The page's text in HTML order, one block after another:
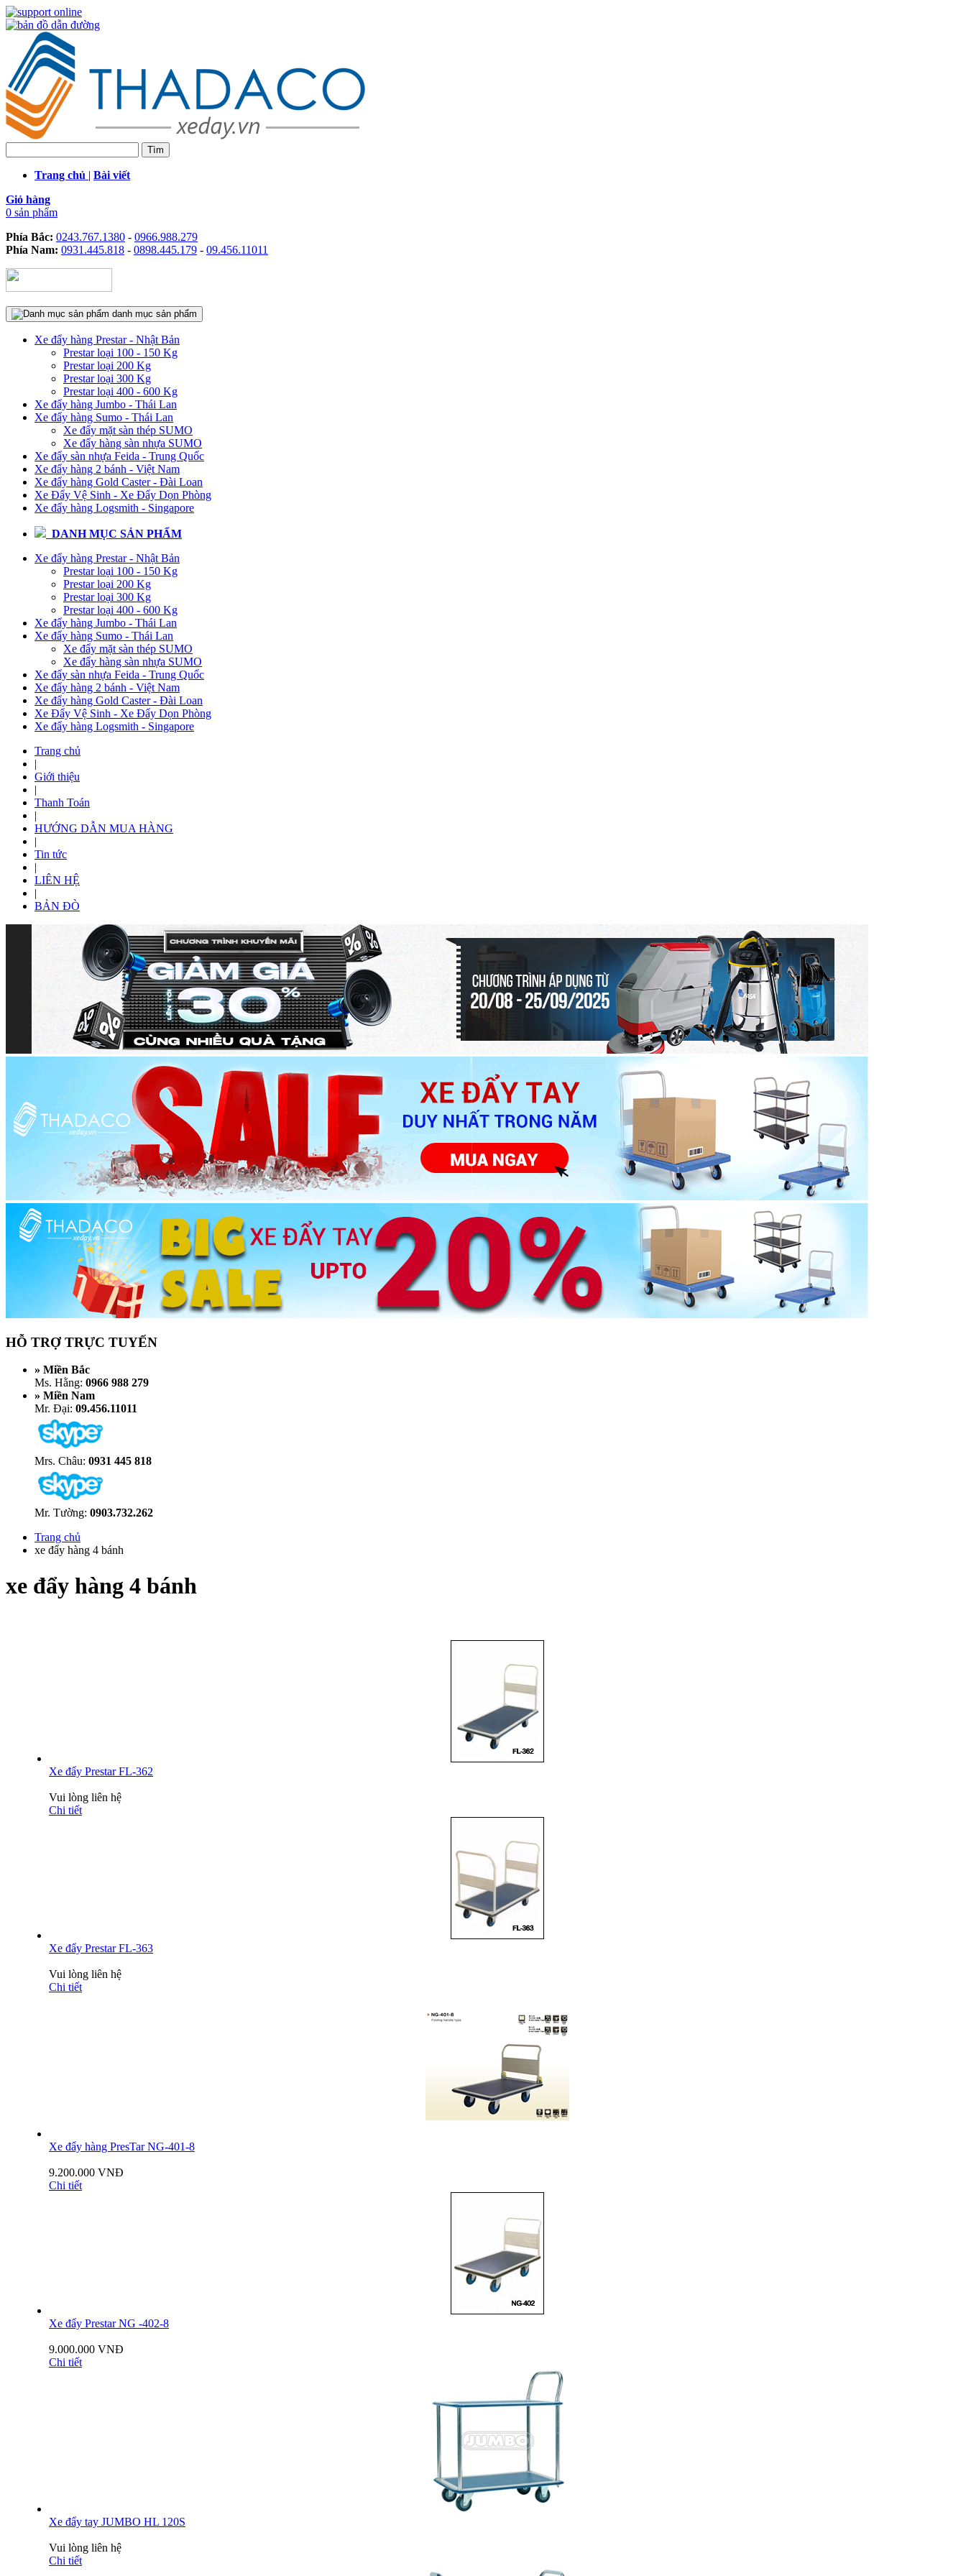
Trang chủ | Bài viết
Giỏ hàng
0 sản phẩm
Phía Bắc: 0243.767.1380 - 0966.988.279
Phía Nam: 0931.445.818 - 0898.445.179 - 09.456.11011
danh mục sản phẩm
Xe đẩy hàng Prestar - Nhật Bản
Prestar loại 100 - 150 Kg
Prestar loại 200 Kg
Prestar loại 300 Kg
Prestar loại 400 - 600 Kg
Xe đẩy hàng Jumbo - Thái Lan
Xe đẩy hàng Sumo - Thái Lan
Xe đẩy mặt sàn thép SUMO
Xe đẩy hàng sàn nhựa SUMO
Xe đẩy sàn nhựa Feida - Trung Quốc
Xe đẩy hàng 2 bánh - Việt Nam
Xe đẩy hàng Gold Caster - Đài Loan
Xe Đẩy Vệ Sinh - Xe Đẩy Dọn Phòng
Xe đẩy hàng Logsmith - Singapore
DANH MỤC SẢN PHẨM
Xe đẩy hàng Prestar - Nhật Bản
Prestar loại 100 - 150 Kg
Prestar loại 200 Kg
Prestar loại 300 Kg
Prestar loại 400 - 600 Kg
Xe đẩy hàng Jumbo - Thái Lan
Xe đẩy hàng Sumo - Thái Lan
Xe đẩy mặt sàn thép SUMO
Xe đẩy hàng sàn nhựa SUMO
Xe đẩy sàn nhựa Feida - Trung Quốc
Xe đẩy hàng 2 bánh - Việt Nam
Xe đẩy hàng Gold Caster - Đài Loan
Xe Đẩy Vệ Sinh - Xe Đẩy Dọn Phòng
Xe đẩy hàng Logsmith - Singapore
Trang chủ
|
Giới thiệu
|
Thanh Toán
|
HƯỚNG DẪN MUA HÀNG
|
Tin tức
|
LIÊN HỆ
|
BẢN ĐÒ
HỖ TRỢ TRỰC TUYẾN
» Miền Bắc
Ms. Hằng: 0966 988 279
» Miền Nam
Mr. Đại: 09.456.11011
Mrs. Châu: 0931 445 818
Mr. Tường: 0903.732.262
Trang chủ
xe đẩy hàng 4 bánh
xe đẩy hàng 4 bánh
Xe đẩy Prestar FL-362
Vui lòng liên hệ
Chi tiết
Xe đẩy Prestar FL-363
Vui lòng liên hệ
Chi tiết
Xe đẩy hàng PresTar NG-401-8
9.200.000 VNĐ
Chi tiết
Xe đẩy Prestar NG -402-8
9.000.000 VNĐ
Chi tiết
Xe đẩy tay JUMBO HL 120S
Vui lòng liên hệ
Chi tiết